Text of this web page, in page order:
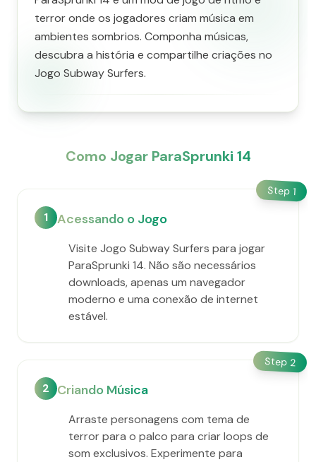
terror onde os jogadores criam música em
ambientes sombrios. Componha músicas,
descubra a história e compartilhe criações no
Jogo Subway Surfers.
Como Jogar ParaSprunki 14
Step 1
1 Acessando o Jogo
Visite Jogo Subway Surfers para jogar
ParaSprunki 14. Não são necessários
downloads, apenas um navegador
moderno e uma conexão de internet
estável.
Step 2
2 Criando Música
Arraste personagens com tema de
terror para o palco para criar loops de
som exclusivos. Experimente para